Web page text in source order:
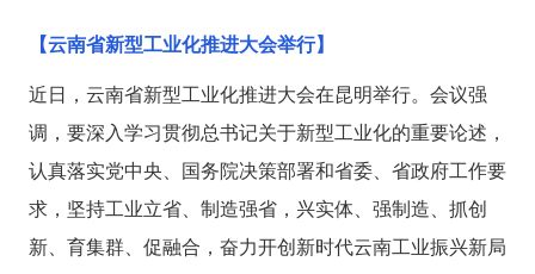
【云南省新型工业化推进大会举行】
近日，云南省新型工业化推进大会在昆明举行。会议强
调，要深入学习贯彻总书记关于新型工业化的重要论述，
认真落实党中央、国务院决策部署和省委、省政府工作要
求，坚持工业立省、制造强省，兴实体、强制造、抓创
新、育集群、促融合，奋力开创新时代云南工业振兴新局